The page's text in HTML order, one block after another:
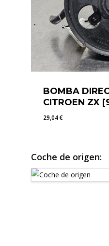
BOMBA
CITROEN ZX
29,04€
Coche de origen: